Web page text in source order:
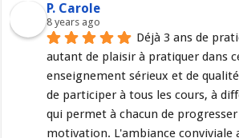
P. Carole
8 years ago
Déjà 3 ans de
autant de plaisir à pratiquer dans
enseignement sérieux et de
de participer à tous les cours, à
qui permet à chacun de
motivation. L'ambiance conviviale